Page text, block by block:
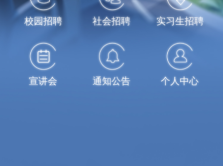
校园招聘 社会招聘 实习生招聘
宣讲会 通知公告 个人中心